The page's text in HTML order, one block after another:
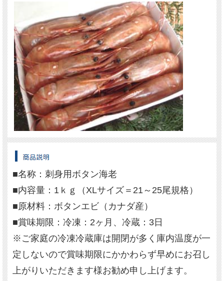
■名称：刺身用ボタン海老
■内容量：1ｋｇ（XLサイズ＝21～25尾規格）
■原材料：ボタンエビ（カナダ産）
■賞味期限：冷凍：2ヶ月、冷蔵：3日
※ご家庭の冷凍冷蔵庫は開閉が多く庫内温度が一
定しないので賞味期限にかかわらず早めにお召し
上がりいただきます様お勧め申し上げます。